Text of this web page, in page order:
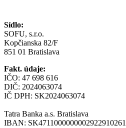
Sídlo:
SOFU, s.r.o.
Kopčianska 82/F
851 01 Bratislava
Fakt. údaje:
IČO: 47 698 616
DIČ: 2024063074
IČ DPH: SK2024063074
Tatra Banka a.s. Bratislava
IBAN: SK4711000000002922910261